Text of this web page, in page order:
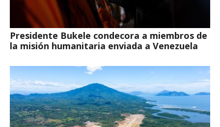
Presidente Bukele condecora a miembros de
la misión humanitaria enviada a Venezuela